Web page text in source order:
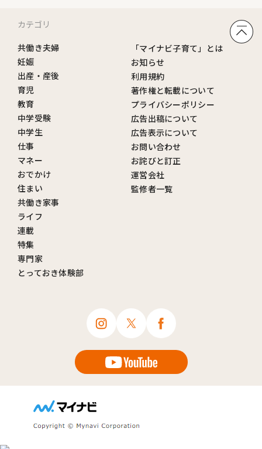
カテゴリ
共働き夫婦
妊娠
出産・産後
育児
教育
中学受験
中学生
仕事
マネー
おでかけ
住まい
共働き家事
ライフ
連載
特集
専門家
とっておき体験部
「マイナビ子育て」とは
お知らせ
利用規約
著作権と転載について
プライバシーポリシー
広告出稿について
広告表示について
お問い合わせ
お詫びと訂正
運営会社
監修者一覧